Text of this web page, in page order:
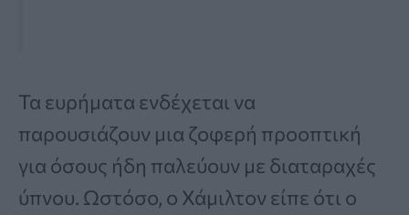
Τα ευρήματα ενδέχεται να
παρουσιάζουν μια ζοφερή προοπτική
για όσους ήδη παλεύουν με διαταραχές
ύπνου. Ωστόσο, ο Χάμιλτον είπε ότι ο